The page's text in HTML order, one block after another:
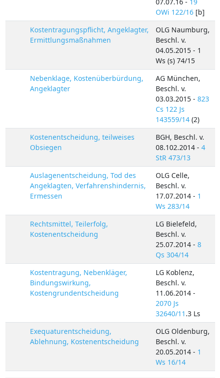
OWi 122/16[b]
Kostentragungspflicht, Angeklagter,
Ermittlungsmaßnahmen
OLG Naumburg,
Beschl. v.
04.05.2015 - 1
Ws (s) 74/15
Nebenklage, Kostenüberbürdung,
Angeklagter
AG München,
Beschl. v.
03.03.2015 - 823
Cs 122 Js
143559/14(2)
Kostenentscheidung, teilweises
Obsiegen
BGH, Beschl. v.
08.102.2014 - 4
StR 473/13
Auslagenentscheidung, Tod des
Angeklagten, Verfahrenshindernis,
Ermessen
OLG Celle,
Beschl. v.
17.07.2014 - 1
Ws 283/14
Rechtsmittel, Teilerfolg,
Kostenentscheidung
LG Bielefeld,
Beschl. v.
25.07.2014 - 8
Qs 304/14
Kostentragung, Nebenkläger,
Bindungswirkung,
Kostengrundentscheidung
LG Koblenz,
Beschl. v.
11.06.2014 -
2070 Js
32640/11 .3 Ls
Exequaturentscheidung,
Ablehnung, Kostenentscheidung
OLG Oldenburg,
Beschl. v.
20.05.2014 - 1
Ws 16/14